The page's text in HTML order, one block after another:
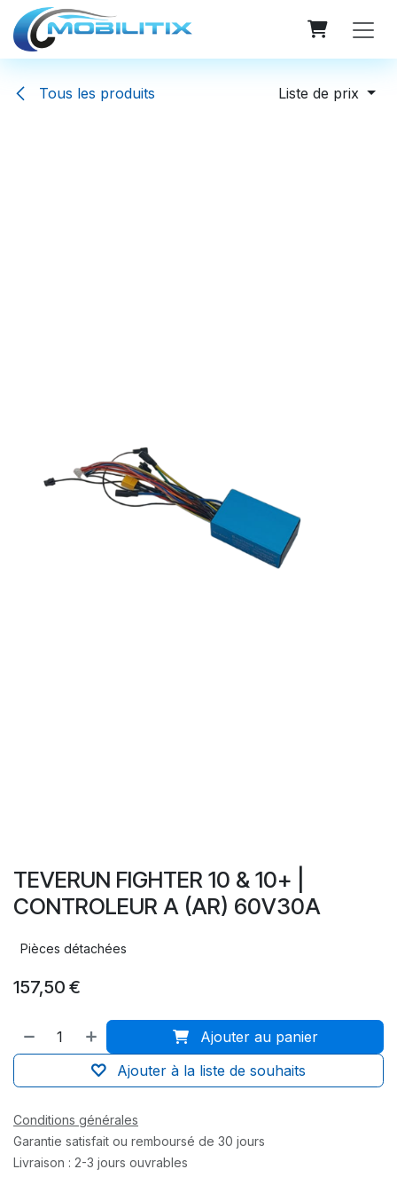
Se rendre au contenu
Tous les produits Liste de prix
TEVERUN FIGHTER 10 & 10+ |
CONTROLEUR A (AR) 60V30A
Pièces détachées
157,50 €
Ajouter au panier
Ajouter à la liste de souhaits
Conditions générales
Garantie satisfait ou remboursé de 30 jours
Livraison : 2-3 jours ouvrables